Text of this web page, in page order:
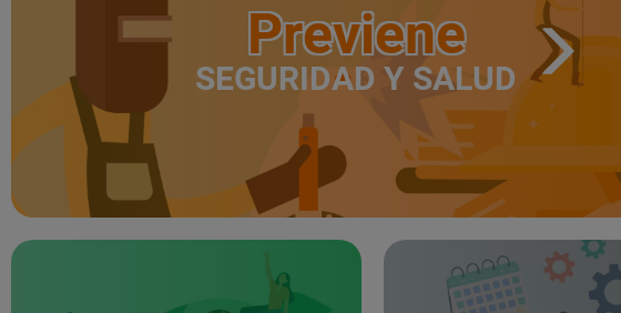
Previene
SEGURIDAD Y SALUD